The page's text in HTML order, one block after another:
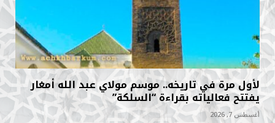
لأول مرة في تاريخه.. موسم مولاي عبد الله أمغار
يفتتح فعالياته بقراءة “السلكة”
أغسطس 7, 2026